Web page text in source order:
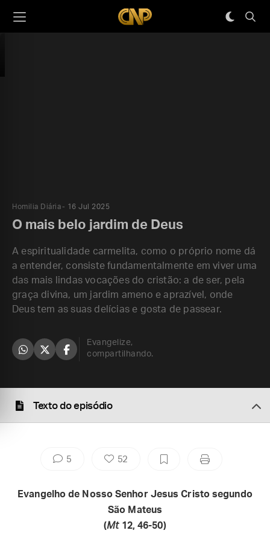
Homilia Diária 16 Jul 2025
O mais belo jardim de Deus
A espiritualidade carmelita, como o próprio nome dá
a entender, consiste fundamentalmente em viver uma
das mais lindas vocações do cristão: a de ser, pela
graça divina, um jardim ameno e aprazível, onde
Deus tem as suas delícias e gosta de passear.
Evangelize,
compartilhando.
Texto do episódio
5 52
Evangelho de Nosso Senhor Jesus Cristo segundo
São Mateus
(Mt12, 46-50)